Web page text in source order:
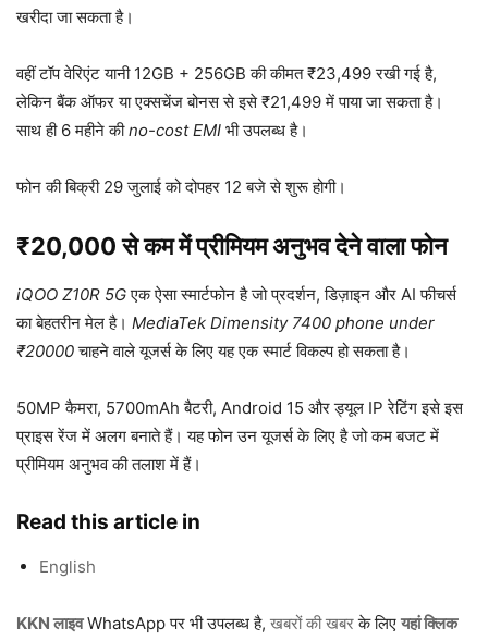
खरीदा जा सकता है।
वहीं टॉप वेरिएंट यानी 12GB + 256GB की कीमत ₹23,499 रखी गई है,
लेकिन बैंक ऑफर या एक्सचेंज बोनस से इसे ₹21,499 में पाया जा सकता है।
साथ ही 6 महीने कीno-cost EMI भी उपलब्ध है।
फोन की बिक्री 29 जुलाई को दोपहर 12 बजे से शुरू होगी।
₹20,000 से कम में प्रीमियम अनुभव देने वाला फोन
iQOO Z10R 5Gएक ऐसा स्मार्टफोन है जो प्रदर्शन, डिज़ाइन और AI फीचर्स
का बेहतरीन मेल है। MediaTek Dimensity 7400 phone under
₹20000चाहने वाले यूजर्स के लिए यह एक स्मार्ट विकल्प हो सकता है।
50MP कैमरा, 5700mAh बैटरी, Android 15 और ड्यूल IP रेटिंग इसे इस
प्राइस रेंज में अलग बनाते हैं। यह फोन उन यूजर्स के लिए है जो कम बजट में
प्रीमियम अनुभव की तलाश में हैं।
Read this article in
English
KKN लाइवWhatsApp पर भी उपलब्ध है, खबरों की खबरके लिए यहां क्लिक